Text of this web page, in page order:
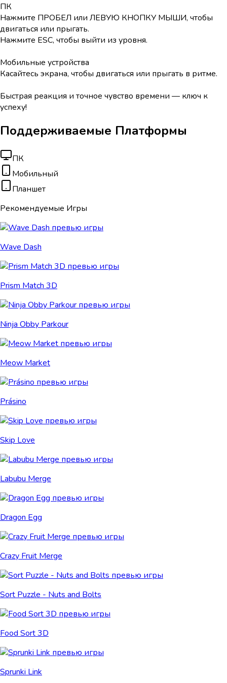
ПК
Нажмите ПРОБЕЛ или ЛЕВУЮ КНОПКУ МЫШИ, чтобы
двигаться или прыгать.
Нажмите ESC, чтобы выйти из уровня.
Мобильные устройства
Касайтесь экрана, чтобы двигаться или прыгать в ритме.
Быстрая реакция и точное чувство времени — ключ к
успеху!
Поддерживаемые Платформы
ПК
Мобильный
Планшет
Рекомендуемые Игры
Wave Dash
Prism Match 3D
Ninja Obby Parkour
Meow Market
Prásino
Skip Love
Labubu Merge
Dragon Egg
Crazy Fruit Merge
Sort Puzzle - Nuts and Bolts
Food Sort 3D
Sprunki Link